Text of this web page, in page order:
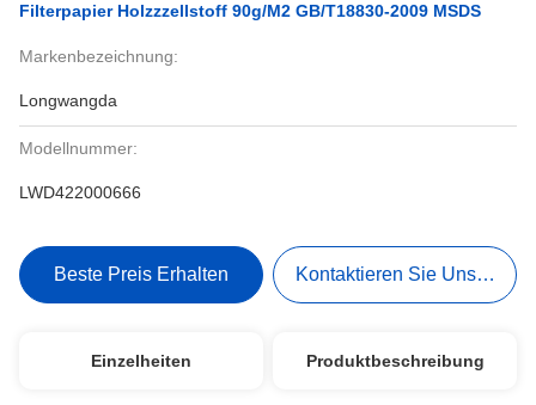
Filterpapier Holzzzellstoff 90g/m2 GB/T18830-2009 MSDS
Markenbezeichnung:
Longwangda
Modellnummer:
LWD422000666
Beste Preis Erhalten Kontaktieren Sie Uns Jetzt
Einzelheiten Produktbeschreibung